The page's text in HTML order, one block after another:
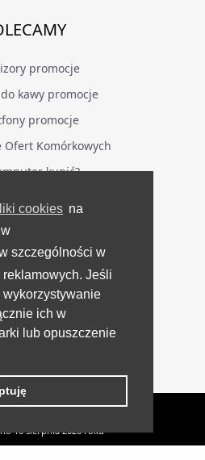
cookies na
szczególności w
Jeśli
ich w
lub opuszczenie
promocje
kawy promocje
promocje
Ofert Komórkowych
kupić?
BIEŻĄCO
Facebook
Videotestów
YouTube
Twitter
prawa zastrzeżone
10 sierpnia 2026 roku